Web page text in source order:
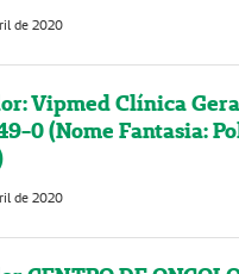
de 2020
Vipmed Clínica
0 (Nome Fantasia:
de 2020